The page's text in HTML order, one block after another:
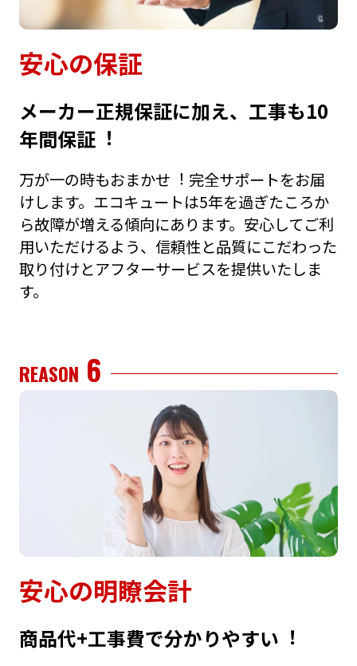
安⼼の保証
メーカー正規保証に加え、⼯事も10
年間保証︕
万が⼀の時もおまかせ︕ 完全サポートをお届
けします。エコキュートは5年を過ぎたころか
ら故障が増える傾向にあります。安⼼してご利
⽤いただけるよう、信頼性と品質にこだわった
取り付けとアフターサービスを提供いたしま
す。
REASON 6
安⼼の明瞭会計
商品代+⼯事費で分かりやすい︕